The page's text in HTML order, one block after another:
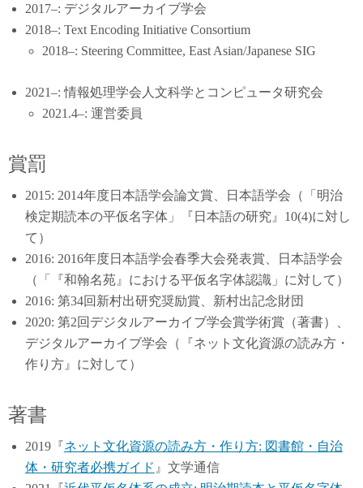
2017–: デジタルアーカイブ学会
2018–: Text Encoding Initiative Consortium
2018–: Steering Committee, East Asian/Japanese SIG
2021–: 情報処理学会人文科学とコンピュータ研究会
2021.4–: 運営委員
賞罰
2015: 2014年度日本語学会論文賞、日本語学会（「明治
検定期読本の平仮名字体」『日本語の研究』10(4)に対し
て）
2016: 2016年度日本語学会春季大会発表賞、日本語学会
（「『和翰名苑』における平仮名字体認識」に対して）
2016: 第34回新村出研究奨励賞、新村出記念財団
2020: 第2回デジタルアーカイブ学会賞学術賞（著書）、
デジタルアーカイブ学会（『ネット文化資源の読み方・
作り方』に対して）
著書
2019『ネット文化資源の読み方・作り方: 図書館・自治
体・研究者必携ガイド 』文学通信